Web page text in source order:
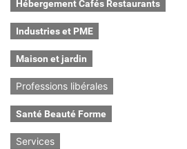
Hébergement Cafés Restaurants
Industries et PME
Maison et jardin
Professions libérales
Santé Beauté Forme
Services